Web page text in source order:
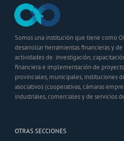
Somos una institución que tiene como
desarrollar herramientas financieras y
actividades de: investigación,
financiera e implementación de
provinciales, municipales, instituciones
asociativos (cooperativas, cámaras
industriales, comerciales y de servicios
OTRAS SECCIONES